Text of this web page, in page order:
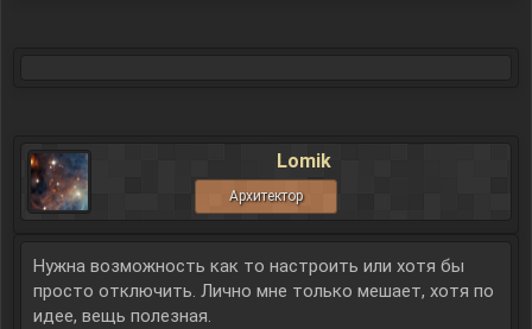
Lomik
Архитектор
Нужна возможность как то настроить или хотя бы
просто отключить. Лично мне только мешает, хотя по
идее, вещь полезная.